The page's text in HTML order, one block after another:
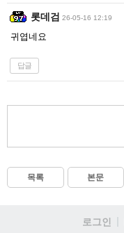
롯데검 26-05-16 12:19
귀엽네요
답글
목록 본문
로그인